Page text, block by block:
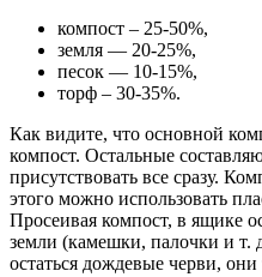
компост – 25-50%,
земля — 20-25%,
песок — 10-15%,
торф – 30-35%.
Как видите, что основной
компост. Остальные
присутствовать все сразу.
этого можно использовать
Просеивая компост, в ящике
земли (камешки, палочки и т.
остаться дождевые черви,